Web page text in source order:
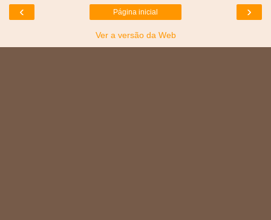
‹ ›
Página inicial
Ver a versão da Web